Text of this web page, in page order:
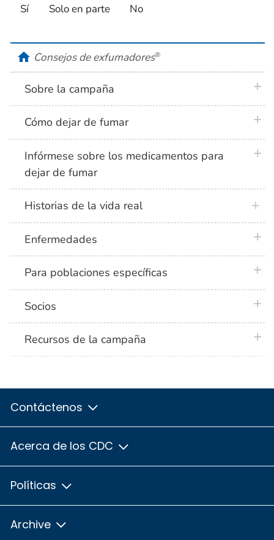
Sí Solo en parte No
homeConsejos de exfumadores®
Sobre la campaña
Cómo dejar de fumar
Infórmese sobre los medicamentos para
dejar de fumar
Historias de la vida real
Enfermedades
Para poblaciones específicas
Socios
Recursos de la campaña
Contáctenos
Acerca de los CDC
Políticas
Archive